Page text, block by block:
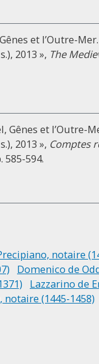
et l’Outre-
2013 », The
et l’Outre-
2013 », Comptes
585-594.
notaire
Domenico de
Lazzarino de
(1445-1458)